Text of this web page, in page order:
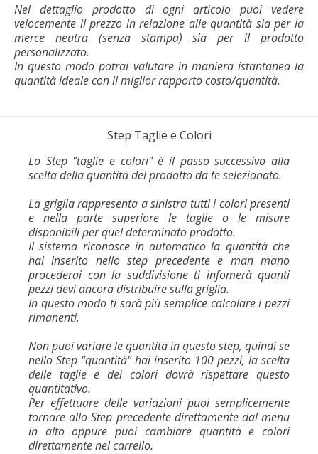
Nel dettaglio prodotto di ogni articolo puoi vedere
velocemente il prezzo in relazione alle quantità sia per la
merce neutra (senza stampa) sia per il prodotto
personalizzato.
In questo modo potrai valutare in maniera istantanea la
quantità ideale con il miglior rapporto costo/quantità.
Step Taglie e Colori
Lo Step "taglie e colori" è il passo successivo alla
scelta della quantità del prodotto da te selezionato.
La griglia rappresenta a sinistra tutti i colori presenti
e nella parte superiore le taglie o le misure
disponibili per quel determinato prodotto.
Il sistema riconosce in automatico la quantità che
hai inserito nello step precedente e man mano
procederai con la suddivisione ti infomerà quanti
pezzi devi ancora distribuire sulla griglia.
In questo modo ti sarà più semplice calcolare i pezzi
rimanenti.
Non puoi variare le quantità in questo step, quindi se
nello Step "quantità" hai inserito 100 pezzi, la scelta
delle taglie e dei colori dovrà rispettare questo
quantitativo.
Per effettuare delle variazioni puoi semplicemente
tornare allo Step precedente direttamente dal menu
in alto oppure puoi cambiare quantità e colori
direttamente nel carrello.